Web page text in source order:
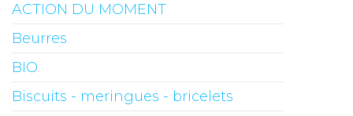
ACTION DU MOMENT
Beurres
BIO
Biscuits - meringues - bricelets